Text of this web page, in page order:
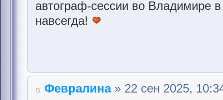
автограф-сессии во Владимире
навсегда!
Февралина» 22 сен 2025,